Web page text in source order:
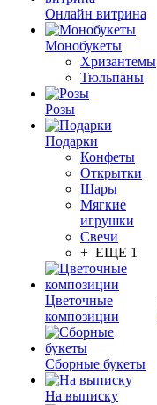
Онлайн витрина
Монобукеты
Хризантемы
Тюльпаны
Розы
Подарки
Конфеты
Открытки
Шары
Мягкие
игрушки
Свечи
+ ЕЩЕ 1
Цветочные
композиции
Сборные букеты
На выписку